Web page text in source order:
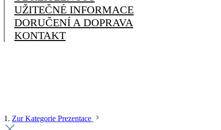
UŽITEČNÉ INFORMACE
DORUČENÍ A DOPRAVA
KONTAKT
1. Zur Kategorie Prezentace